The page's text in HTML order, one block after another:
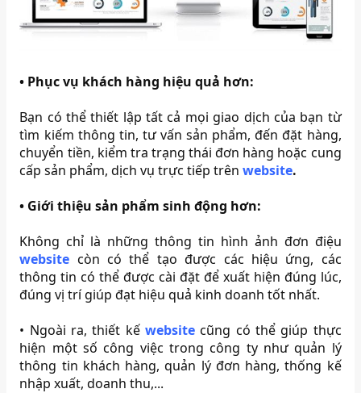
• Phục vụ khách hàng hiệu quả hơn:
Bạn có thể thiết lập tất cả mọi giao dịch của bạn từ
tìm kiếm thông tin, tư vấn sản phẩm, đến đặt hàng,
chuyển tiền, kiểm tra trạng thái đơn hàng hoặc cung
cấp sản phẩm, dịch vụ trực tiếp trênwebsite.
• Giới thiệu sản phẩm sinh động hơn:
Không chỉ là những thông tin hình ảnh đơn điệu
website còn có thể tạo được các hiệu ứng, các
thông tin có thể được cài đặt để xuất hiện đúng lúc,
đúng vị trí giúp đạt hiệu quả kinh doanh tốt nhất.
• Ngoài ra, thiết kế website cũng có thể giúp thực
hiện một số công việc trong công ty như quản lý
thông tin khách hàng, quản lý đơn hàng, thống kế
nhập xuất, doanh thu,...